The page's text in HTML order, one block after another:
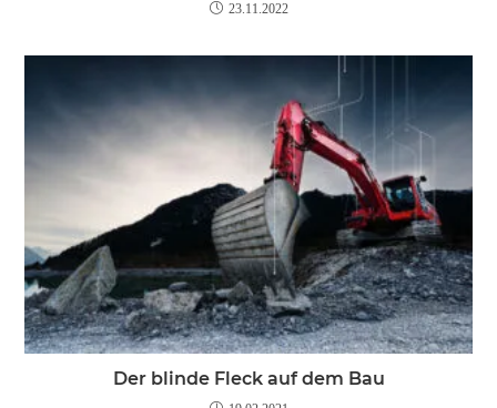
23.11.2022
Der blinde Fleck auf dem Bau